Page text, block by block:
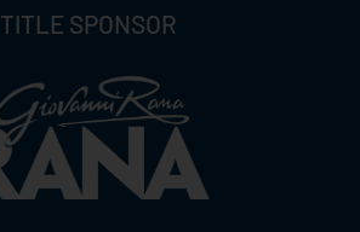
TITLE SPONSOR